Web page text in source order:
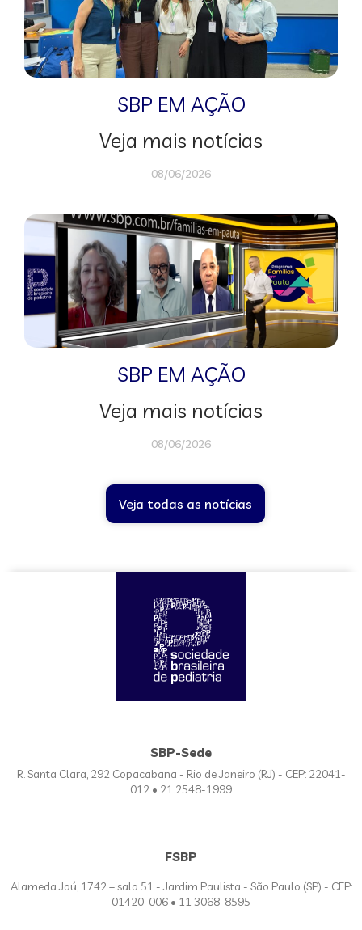
SBP EM AÇÃO
Veja mais notícias
08/06/2026
SBP EM AÇÃO
Veja mais notícias
08/06/2026
Veja todas as notícias
SBP-Sede
R. Santa Clara, 292 Copacabana - Rio de Janeiro (RJ) - CEP: 22041-
012 • 21 2548-1999
FSBP
Alameda Jaú, 1742 – sala 51 - Jardim Paulista - São Paulo (SP) - CEP:
01420-006 • 11 3068-8595